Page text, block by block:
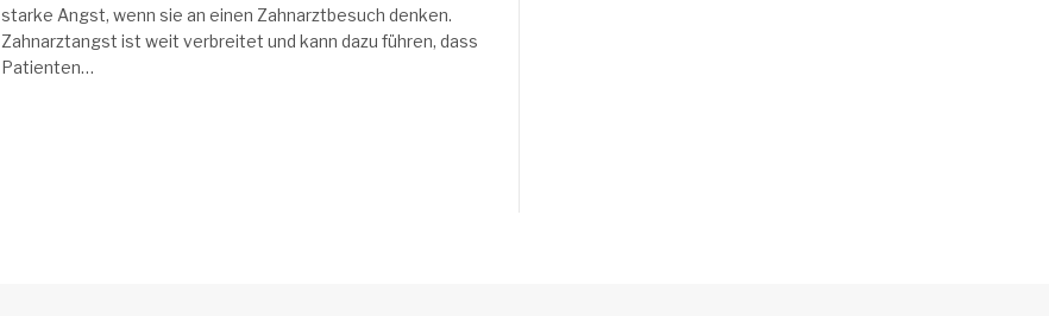
starke Angst, wenn sie an einen Zahnarztbesuch denken.
Zahnarztangst ist weit verbreitet und kann dazu führen, dass
Patienten…